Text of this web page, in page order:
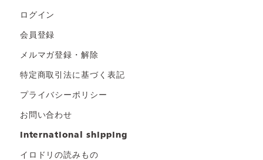
ログイン
会員登録
メルマガ登録・解除
特定商取引法に基づく表記
プライバシーポリシー
お問い合わせ
international shipping
イロドリの読みもの